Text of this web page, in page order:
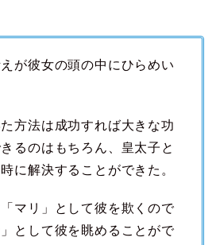
が彼女の頭の中にひらめい
方法は成功すれば大きな功
るのはもちろん、皇太子と
に解決することができた。
マリ」として彼を欺くので
として彼を眺めることがで